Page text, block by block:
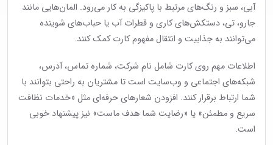
آبی، سبز و رنگ‌های مرتبط با پاکیزگی به کار می‌رود. المان‌هایی مانند
جارو، تی، دستکش‌های کاری و قطرات آب یا حباب‌های شوینده
می‌توانند به جذابیت و انتقال مفهوم کارت کمک کنند.
اطلاعات مهم روی کارت شامل نام شرکت، شماره تماس، آدرس،
شبکه‌های اجتماعی و وب‌سایت است تا مشتریان به راحتی بتوانند با
شما ارتباط برقرار کنند. افزودن شعارهای حرفه‌ای مثل «خدمات نظافت
سریع و مطمئن» یا «رضایت شما هدف ماست» نیز پیشنهاد خوبی
است.